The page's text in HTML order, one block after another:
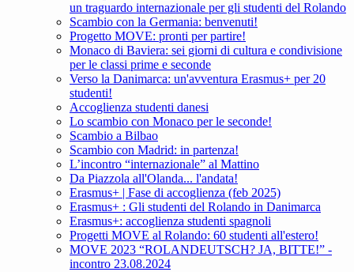
un traguardo internazionale per gli studenti del Rolando
Scambio con la Germania: benvenuti!
Progetto MOVE: pronti per partire!
Monaco di Baviera: sei giorni di cultura e condivisione
per le classi prime e seconde
Verso la Danimarca: un'avventura Erasmus+ per 20
studenti!
Accoglienza studenti danesi
Lo scambio con Monaco per le seconde!
Scambio a Bilbao
Scambio con Madrid: in partenza!
L’incontro “internazionale” al Mattino
Da Piazzola all'Olanda... l'andata!
Erasmus+ | Fase di accoglienza (feb 2025)
Erasmus+ : Gli studenti del Rolando in Danimarca
Erasmus+: accoglienza studenti spagnoli
Progetti MOVE al Rolando: 60 studenti all'estero!
MOVE 2023 “ROLANDEUTSCH? JA, BITTE!” -
incontro 23.08.2024